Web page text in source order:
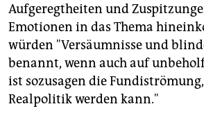
Aufgeregtheiten und
Emotionen in das Thema
würden "Versäumnisse und
benannt, wenn auch auf
ist sozusagen die
Realpolitik werden kann."